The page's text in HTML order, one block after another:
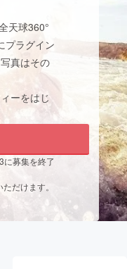
書籍・雑誌
チャレンジ
Creation
yaコミュニティ
天球360°
プラグイン
真はその
ーをはじ
に募集を終了
だけます。